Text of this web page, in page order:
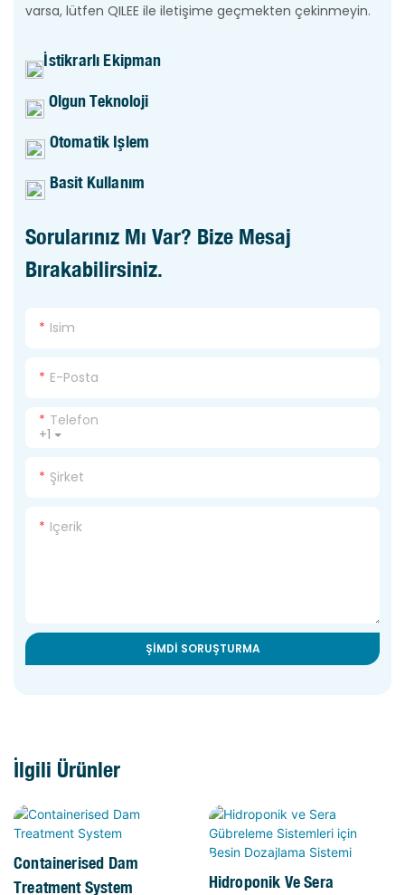
varsa, lütfen QILEE ile iletişime geçmekten çekinmeyin.
İstikrarlı Ekipman
Olgun Teknoloji
Otomatik Işlem
Basit Kullanım
Sorularınız Mı Var? Bize Mesaj
Bırakabilirsiniz.
Isim
E-Posta
+1
Telefon
Şirket
Içerik
ŞIMDI SORUŞTURMA
İlgili Ürünler
Containerised Dam
Treatment System
Hidroponik Ve Sera